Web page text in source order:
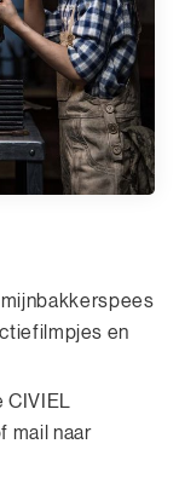
en
CIVIEL
mail naar